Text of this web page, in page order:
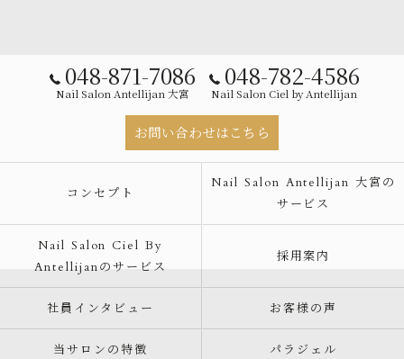
048-871-7086
Nail Salon Antellijan 大宮
048-782-4586
Nail Salon Ciel by Antellijan
お問い合わせはこちら
コンセプト
Nail Salon Antellijan 大宮の
サービス
Nail Salon Ciel By
Antellijanのサービス
採用案内
社員インタビュー お客様の声
当サロンの特徴 パラジェル